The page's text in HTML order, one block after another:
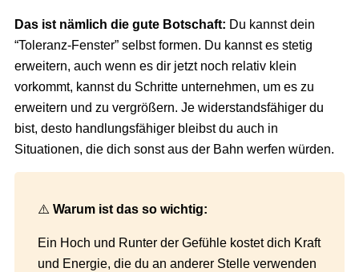
Das ist nämlich die gute Botschaft: Du kannst dein
“Toleranz-Fenster” selbst formen. Du kannst es stetig
erweitern, auch wenn es dir jetzt noch relativ klein
vorkommt, kannst du Schritte unternehmen, um es zu
erweitern und zu vergrößern. Je widerstandsfähiger du
bist, desto handlungsfähiger bleibst du auch in
Situationen, die dich sonst aus der Bahn werfen würden.
⚠️ Warum ist das so wichtig:
Ein Hoch und Runter der Gefühle kostet dich Kraft
und Energie, die du an anderer Stelle verwenden